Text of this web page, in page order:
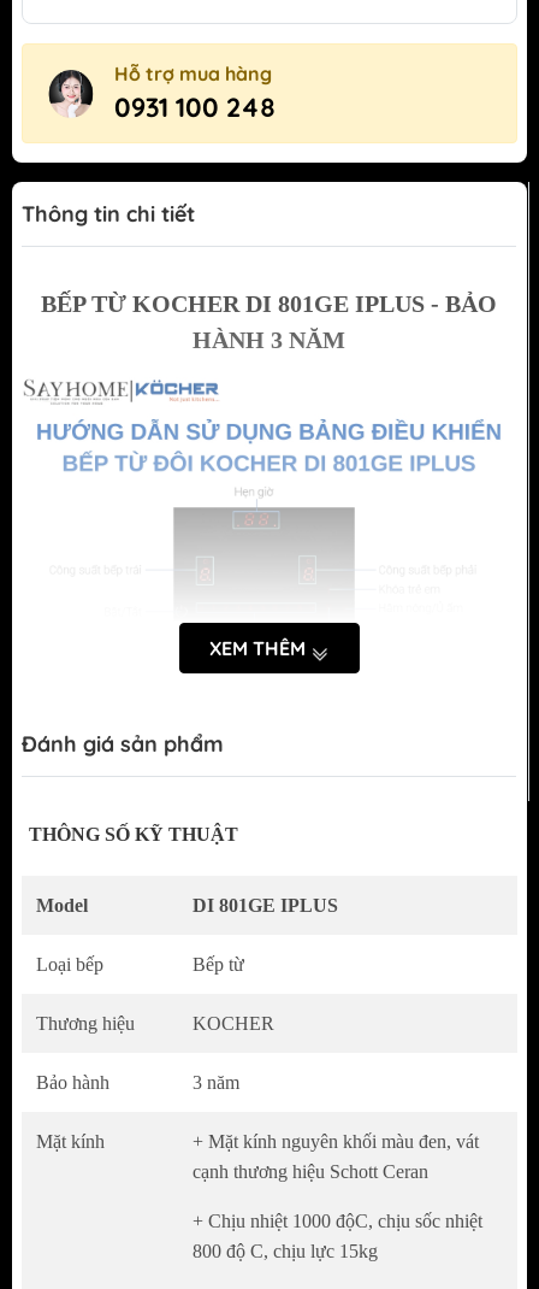
Hỗ trợ mua hàng
0931 100 248
Thông tin chi tiết
BẾP TỪ KOCHER DI 801GE IPLUS - BẢO
HÀNH 3 NĂM
ĐẶC ĐIỂM MẶT KÍNH
Mặt kính nguyên khối màu đen, vát cạnh
Chịu nhiệt 1000 độC, chịu sốc nhiệt 800 độ
C, chịu lực 15kg
CHỨC NĂNG SẢN PHẨM
Sử dụng 100% linh kiện chính hãng EGO-
made in Germany
XEM THÊM
Đánh giá sản phẩm
THÔNG SỐ KỸ THUẬT
Model DI 801GE IPLUS
Loại bếp Bếp từ
Thương hiệu KOCHER
Bảo hành 3 năm
Mặt kính
+ Mặt kính nguyên khối màu đen, vát
cạnh thương hiệu Schott Ceran
+ Chịu nhiệt 1000 độC, chịu sốc nhiệt
800 độ C, chịu lực 15kg